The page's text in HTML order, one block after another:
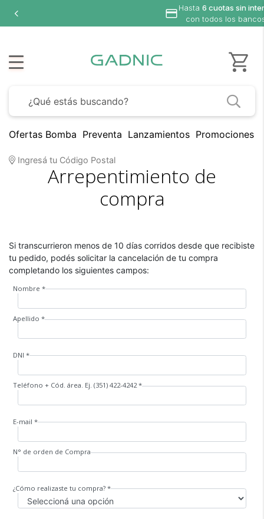
Hasta6 cuotas sin
con todos los bancos
Ofertas Bomba Preventa Lanzamientos Promociones
Ingresá tu Código Postal
Arrepentimiento de
compra
Si transcurrieron menos de 10 días corridos desde que recibiste
tu pedido, podés solicitar la cancelación de tu compra
completando los siguientes campos:
Nombre *
Apellido *
DNI *
Teléfono + Cód. área. Ej. (351) 422-4242 *
E-mail *
N° de orden de Compra
¿Cómo realizaste tu compra? *